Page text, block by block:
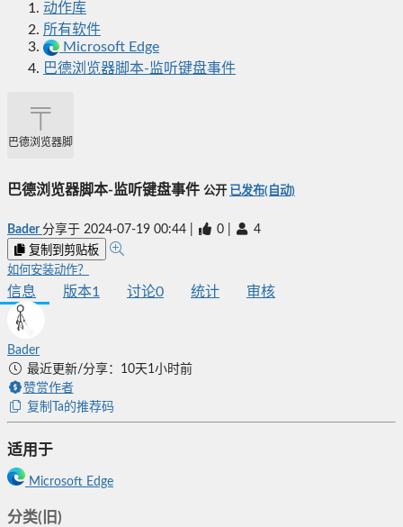
动作库
所有软件
Microsoft Edge
巴德浏览器脚本-监听键盘事件
巴德浏览器脚本-监听键盘事件
巴德浏览器脚本-监听键盘事件 公开 已发布(自动)
Bader分享于 2024-07-19 00:44 0 4
复制到剪贴板
如何安装动作？
信息 版本1 讨论0 统计 审核
Bader
最近更新/分享：10天1小时前
赞赏作者
复制Ta的推荐码
适用于
Microsoft Edge
分类(旧)